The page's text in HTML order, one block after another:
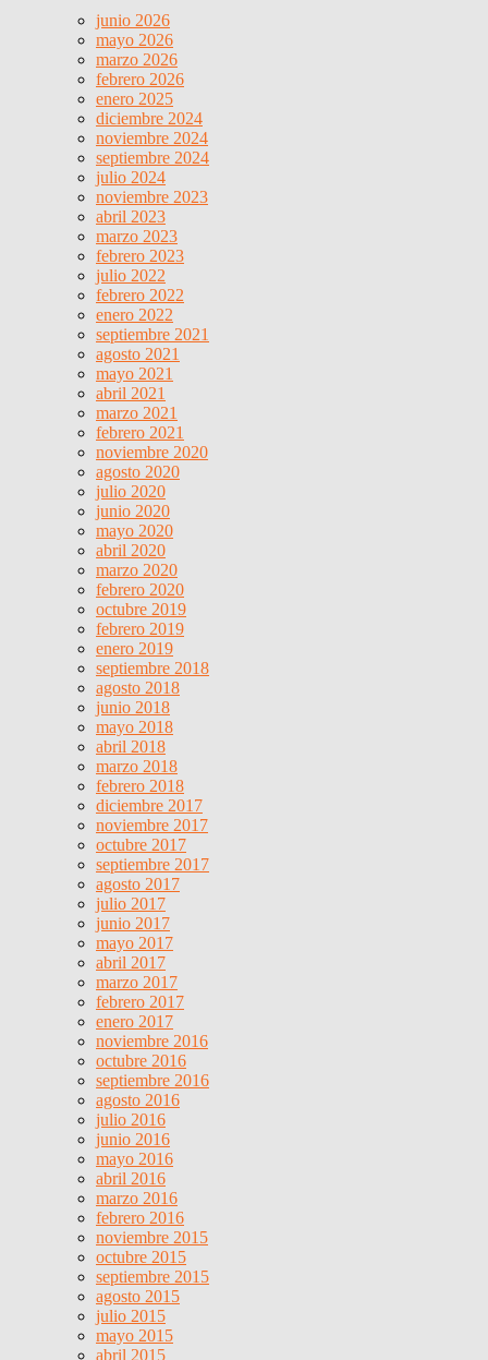
junio 2026
mayo 2026
marzo 2026
febrero 2026
enero 2025
diciembre 2024
noviembre 2024
septiembre 2024
julio 2024
noviembre 2023
abril 2023
marzo 2023
febrero 2023
julio 2022
febrero 2022
enero 2022
septiembre 2021
agosto 2021
mayo 2021
abril 2021
marzo 2021
febrero 2021
noviembre 2020
agosto 2020
julio 2020
junio 2020
mayo 2020
abril 2020
marzo 2020
febrero 2020
octubre 2019
febrero 2019
enero 2019
septiembre 2018
agosto 2018
junio 2018
mayo 2018
abril 2018
marzo 2018
febrero 2018
diciembre 2017
noviembre 2017
octubre 2017
septiembre 2017
agosto 2017
julio 2017
junio 2017
mayo 2017
abril 2017
marzo 2017
febrero 2017
enero 2017
noviembre 2016
octubre 2016
septiembre 2016
agosto 2016
julio 2016
junio 2016
mayo 2016
abril 2016
marzo 2016
febrero 2016
noviembre 2015
octubre 2015
septiembre 2015
agosto 2015
julio 2015
mayo 2015
abril 2015